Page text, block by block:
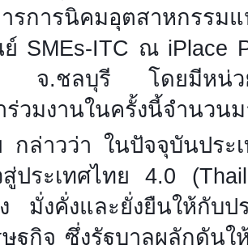
รการนิคมอุตสาหกรรม
SMEs-ITC ณ iPlace
จ.ชลบุรี โดยมีหน่วย
ร่วมงานในครั้งนี้จำนวน
กล่าวว่า ในปัจจุบันประ
สู่ประเทศไทย 4.0
มั่งคั่งและยั่งยืนให้กับป
ษฐกิจ ซึ่งรัฐบาลผลักดัน